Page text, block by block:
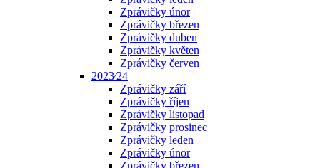
Zprávičky únor
Zprávičky březen
Zprávičky duben
Zprávičky květen
Zprávičky červen
2023⁄24
Zprávičky září
Zprávičky říjen
Zprávičky listopad
Zprávičky prosinec
Zprávičky leden
Zprávičky únor
Zprávičky březen